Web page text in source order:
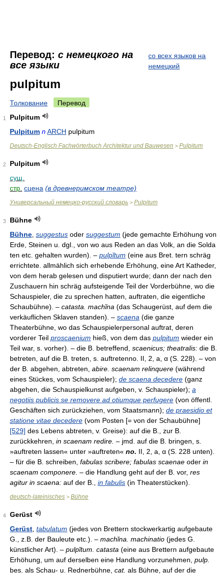
Перевод: с немецкого на
все языки
со всех языков на
немецкий
pulpitum
Толкование Перевод
1
Pulpitum
Pulpitum nARCH pulpitum
Deutsch-Englisch Fachwörterbuch Architektur und Bauwesen > Pulpitum
2
Pulpitum
сущ.
стр. сцена (в древнеримском театре)
Универсальный немецко-русский словарь > Pulpitum
3
Bühne
Bühne suggestus oder suggestum (jede gemachte Erhöhung von
Erde, Steinen u. dgl., von wo aus Reden an das Volk, an die Solda
ten etc. gehalten wurden). – pulpĭtum (eine aus Bret. tern schräg
errichtete. allmählich sich erhebende Erhöhung, eine Art Katheder,
von dem herab gelesen und disputiert wurde; dann der nach den
Zuschauern hin schräg aufsteigende Teil der Vorderbühne, wo die
Schauspieler, die zu sprechen hatten, auftraten, die eigentliche
Schaubühne). – catasta. machĭna (das Schaugerüst, auf dem die
verkäuflichen Sklaven standen). – scaena (die ganze
Theaterbühne, wo das Schauspielerpersonal auftrat, deren
vorderer Teil proscaenium hieß, von dem das pulpitum wieder ein
Teil war, s. vorher). – die B. betreffend, scaenicus; theatralis: die B.
betreten, auf die B. treten, s. auftretenno. II, 2, a, α (S. 228). – von
der B. abgehen, abtreten, abire. scaenam relinquere (während
eines Stückes, vom Schauspieler); de scaena decedere (ganz
abgehen, die Schauspielkunst aufgeben, v. Schauspieler); a
negotiis publicis se removere ad otiumque perfugere (von öffentl.
Geschäften sich zurückziehen, vom Staatsmann); de praesidio et
statione vitae decedere (vom Posten [= von der Schaubühne]
[529] des Lebens abtreten, v. Greise): auf die B., zur B.
zurückkehren, in scaenam redire. – jmd. auf die B. bringen, s.
»auftreten lassen« unter »auftreten« no. II, 2, a, α (S. 228 unten).
– für die B. schreiben, fabulas scribere; fabulas scaenae oder in
scaenam componere. – die Handlung geht auf der B. vor, res
agitur in scaena: auf der B., in fabulis (in Theaterstücken).
deutsch-lateinisches > Bühne
4
Gerüst
Gerüst tabulatum (jedes von Brettern stockwerkartig aufgebaute
G., z.B. der Bauleute etc.). – machĭna. machinatio (jedes G.
künstlicher Art). – pulpĭtum. catasta (eine aus Brettern aufgebaute
Erhöhung, um auf derselben eine Handlung vorzunehmen, pulp.
bes. als Schau- u. Rednerbühne, cat. als Bühne, auf der die